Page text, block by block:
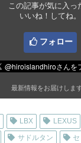
この記事が気に入っ
いいね！してね。
フォロー
最新情報をお届けします
LBX LEXUS
サドルタン